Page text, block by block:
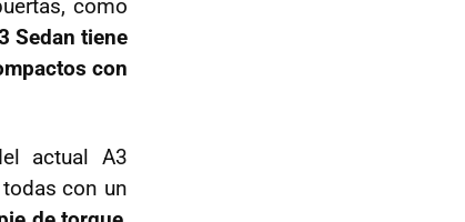
como
Sedan tiene
con
actual A3
todas con un